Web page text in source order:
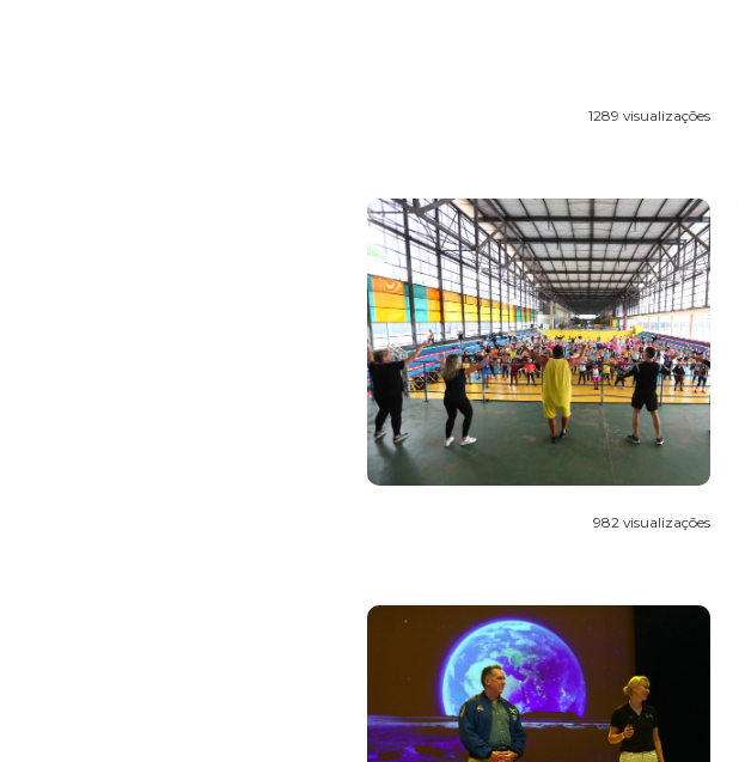
1289 visualizações
982 visualizações